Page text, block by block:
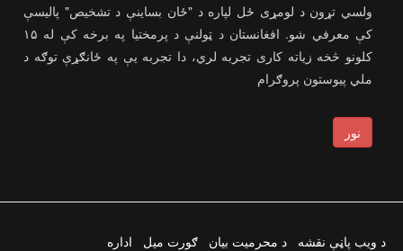
ولسي تړون د لومړی ځل لپاره د "ځان بساینې د تشخیص" پالیسې
کې معرفي شو. افغانستان د ټولنې د پرمختیا په برخه کې له ۱۵
کلونو څخه زیاته کاری تجربه لري، دا تجربه یې په ځانګړې توګه د
ملي پیوستون پروګرام
نور
د ویب پاڼې نقشه د محرمیت بیان ګورت میل اداره